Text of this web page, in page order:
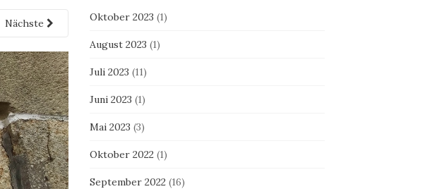
Nächste Oktober 2023 (1)
August 2023 (1)
Juli 2023 (11)
Juni 2023 (1)
Mai 2023 (3)
Oktober 2022(1)
September 2022(16)